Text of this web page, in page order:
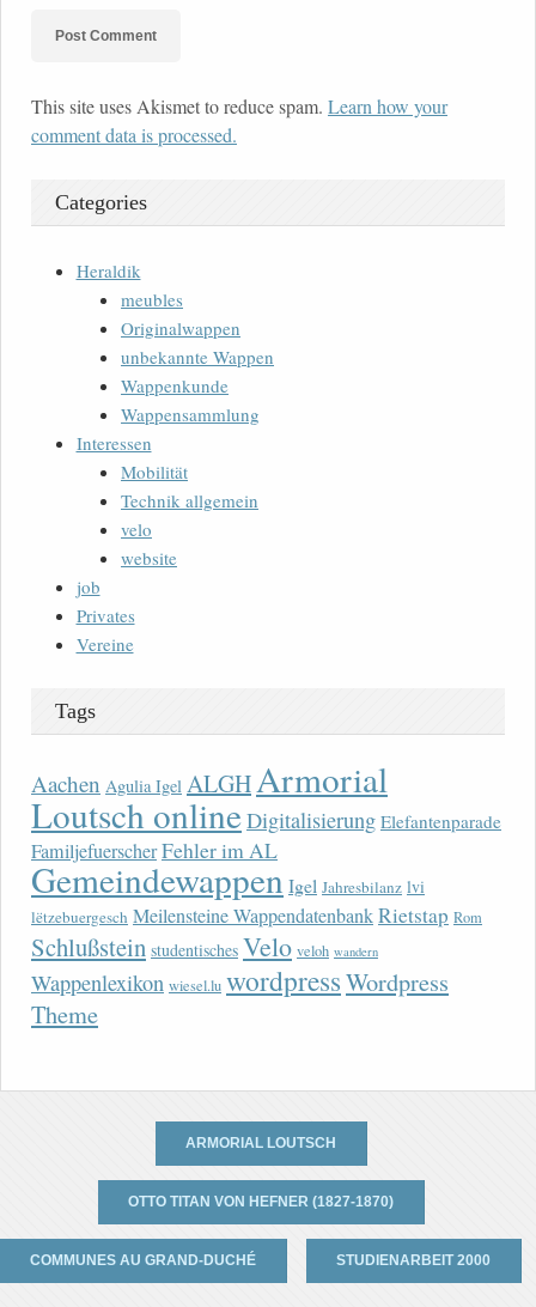
This site uses Akismet to reduce spam. Learn how your
comment data is processed.
Categories
Heraldik
meubles
Originalwappen
unbekannte Wappen
Wappenkunde
Wappensammlung
Interessen
Mobilität
Technik allgemein
velo
website
job
Privates
Vereine
Tags
Aachen Agulia Igel ALGH Armorial
Loutsch onlineDigitalisierung Elefantenparade
FamiljefuerscherFehler im AL
Gemeindewappen Igel Jahresbilanz lvi
lëtzebuergesch Meilensteine WappendatenbankRietstap Rom
Schlußstein studentisches Velo veloh wandern
Wappenlexikon wiesel.lu wordpressWordpress
Theme
ARMORIAL LOUTSCH
OTTO TITAN VON HEFNER (1827-1870)
COMMUNES AU GRAND-DUCHÉ STUDIENARBEIT 2000